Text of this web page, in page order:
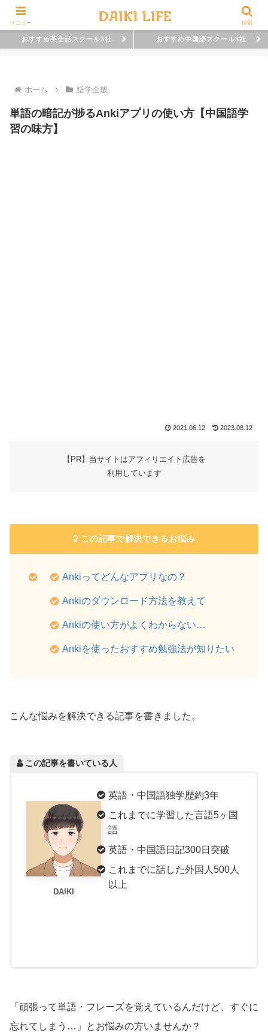
おすすめ英会話スクール3社 おすすめ中国語スクール3社
ホーム 語学全般
単語の暗記が捗るAnkiアプリの使い方【中国語学
習の味方】
2021.06.12 2023.08.12
【PR】当サイトはアフィリエイト広告を
利用しています
この記事で解決できるお悩み
Ankiってどんなアプリなの？
Ankiのダウンロード方法を教えて
Ankiの使い方がよくわからない…
Ankiを使ったおすすめ勉強法が知りたい
こんな悩みを解決できる記事を書きました。
この記事を書いている人
DAIKI
英語・中国語独学歴約3年
これまでに学習した言語5ヶ国
語
英語・中国語日記300日突破
これまでに話した外国人500人
以上
「頑張って単語・フレーズを覚えているんだけど、すぐに
忘れてしまう…」とお悩みの方いませんか？
メニュー 検索